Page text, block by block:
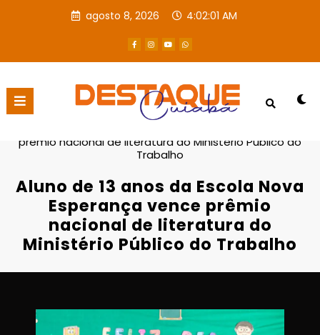
agosto 8, 2026 4:02:02 AM
Página inicial
Destaques
prêmio nacional de literatura do Ministério Público do
Trabalho
Aluno de 13 anos da Escola Nova
Esperança vence prêmio
nacional de literatura do
Ministério Público do Trabalho